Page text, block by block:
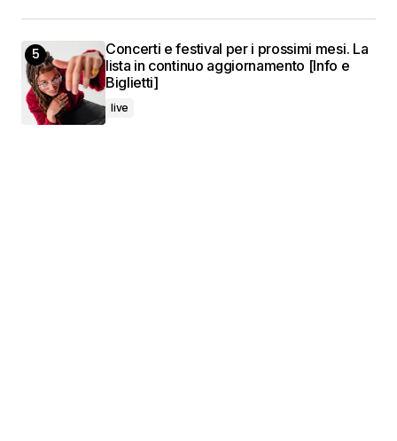
Concerti e festival per i prossimi mesi. La
lista in continuo aggiornamento [Info e
Biglietti]
live